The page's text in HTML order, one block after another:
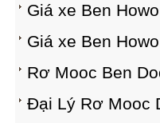
Giá xe Ben
Giá xe Ben
Rơ Mooc Ben
Đại Lý Rơ Mooc